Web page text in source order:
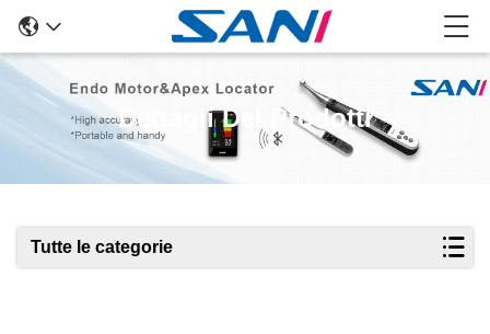
Dettagli Dei Prodotti
Tutte le categorie